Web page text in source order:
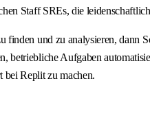
Staff SREs, die
und zu analysieren,
betriebliche Aufgaben
bei Replit zu machen.